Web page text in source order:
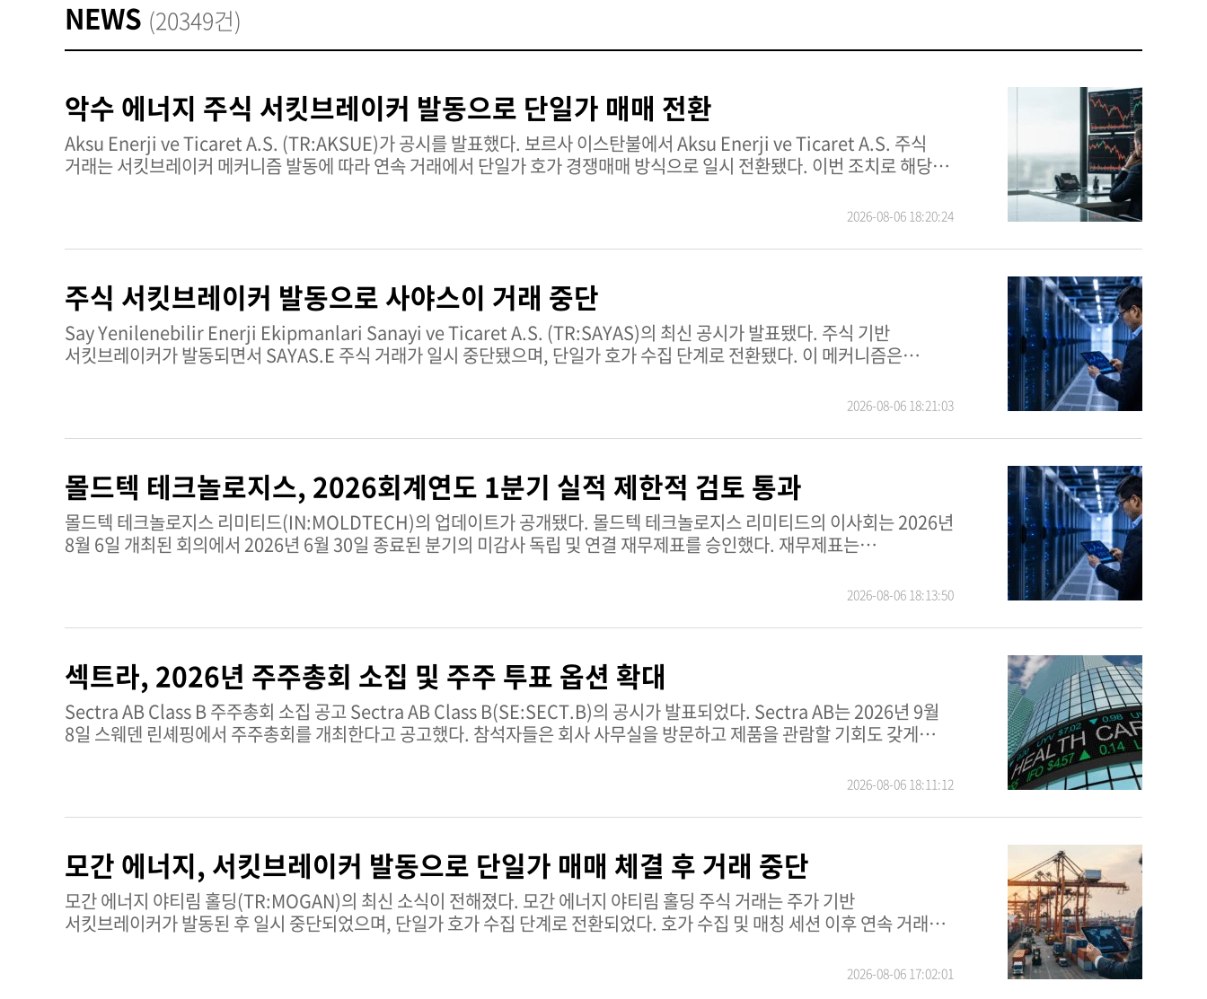
NEWS (20349건)
악수 에너지 주식 서킷브레이커 발동으로 단일가 매매 전환
Aksu Enerji ve Ticaret A.S. (TR:AKSUE)가 공시를 발표했다. 보르사 이스탄불에서 Aksu Enerji ve Ticaret A.S. 주식
거래는 서킷브레이커 메커니즘 발동에 따라 연속 거래에서 단일가 호가 경쟁매매 방식으로 일시 전환됐다. 이번 조치로 해당
12분 24초에 재개될 예정이다. 이번 개입은 동사 주식의 변동성을 관리하고 투자자들을 위한 질서 있는 가격 형성을 보장하기
자본시장에서 사업을 영위하며, 보르사 이스탄불에 AKSUE 티커로 상장돼 거래되고 있다. 상장기업으로서 동사 주식은
변동성 관리와 질서 있는 시장 유지를 위해 고안된 서킷브레이커 및 호가 경쟁매매를 포함한 BIST 거래 규칙 및 메커니즘의
적용을 받는다.평균 거래량: 2,394,884주기술적 매매신호: 매수현재 시가총액: 27억 4,000만 터키 리라 AKSUE 주식에 대한
더 많은 인사이트는 TipRanks 주식 분석 페이지에서 확인할 수 있다.
2026-08-06 18:20:24
주식 서킷브레이커 발동으로 사야스이 거래 중단
Say Yenilenebilir Enerji Ekipmanlari Sanayi ve Ticaret A.S. (TR:SAYAS)의 최신 공시가 발표됐다. 주식 기반
서킷브레이커가 발동되면서 SAYAS.E 주식 거래가 일시 중단됐으며, 단일가 호가 수집 단계로 전환됐다. 이 메커니즘은
이후 매칭 세션을 통해 단일 균형 가격이 결정된 뒤 12시 5분 1초에 연속 거래가 재개된다. 이번 조치는 동사 주식 거래를
Enerji Ekipmanlari Sanayi ve Ticaret A.S. 상세 정보 Say Yenilenebilir Enerji Ekipmanlari Sanayi ve Ticaret
A.S.는 재생에너지 장비 부문에서 사업을 영위하며, 청정에너지 발전에 사용되는 부품의 생산과 거래에 주력하고 있다. 동사는
재생에너지 중심의 산업 제조 및 거래 활동에 관심 있는 투자자와 시장 참여자들에게 서비스를 제공한다. 평균 거래량:
2,548,476 기술적 매매신호: 매수 현재 시가총액: 3조 7,100억 TRY SAYAS 주식에 대한 심층 분석은 TipRanks 개요
페이지에서 확인할 수 있다.
2026-08-06 18:21:03
몰드텍 테크놀로지스, 2026회계연도 1분기 실적 제한적 검토 통과
몰드텍 테크놀로지스 리미티드(IN:MOLDTECH)의 업데이트가 공개됐다. 몰드텍 테크놀로지스 리미티드의 이사회는 2026년
8월 6일 개최된 회의에서 2026년 6월 30일 종료된 분기의 미감사 독립 및 연결 재무제표를 승인했다. 재무제표는
제출됐다.공인회계사 프라투리 앤 스리람의 독립 검토 결과, 회사의 미감사 독립 재무제표에 중대한 왜곡 표시가 있다고 판단할
강화하고 이해관계자들에게 분기 보고 품질에 대한 확신을 제공한다.몰드텍 테크놀로지스 리미티드 개요몰드텍 테크놀로지스
리미티드는 인도 국립증권거래소와 BSE 리미티드에 상장된 인도 기반 기업이다. 이 회사는 기술 및 엔지니어링 관련 서비스를
제공하며, 인도회계기준에 따라 운영되고 SEBI의 상장 의무에 부합하는 상세한 재무 및 규제 투명성을 요구하는 고객들에게
서비스를 제공한다.평균 거래량: 5,584주기술적 매매신호: 매수현재 시가총액: 44억 3,000만 루피MOLDTECH 주식에 대한
자세한 정보는 팁랭크스 주식 분석 페이지에서 확인할 수 있다.
2026-08-06 18:13:50
섹트라, 2026년 주주총회 소집 및 주주 투표 옵션 확대
Sectra AB Class B 주주총회 소집 공고 Sectra AB Class B(SE:SECT.B)의 공시가 발표되었다. Sectra AB는 2026년 9월
8일 스웨덴 린셰핑에서 주주총회를 개최한다고 공고했다. 참석자들은 회사 사무실을 방문하고 제품을 관람할 기회도 갖게
보장하기 위한 것이며, 총회와 관련된 서류, 권한 확인, 개인정보 처리 요건도 명확히 하고 있다. Sectra AB Class B 기업 개요
Sectra AB는 의료 영상 IT와 사이버 보안 분야에서 사업을 영위하는 스웨덴 기업으로, 의료 진단을 지원하고 중요 정보를
보호하는 제품과 서비스를 제공한다. 이 회사는 더 건강하고 안전한 사회에 기여하는 솔루션에 집중하며, 의료 기술과 보안
통신 분야에서 이중 역할을 수행하고 있다. 평균 거래량: 142,881주 기술적 매매 신호: 매수 현재 시가총액: 521억 4,000만
크로나 SECT.B 주식에 대한 더 많은 분석은 TipRanks 주식 분석 페이지에서 확인할 수 있다.
2026-08-06 18:11:12
모간 에너지, 서킷브레이커 발동으로 단일가 매매 체결 후 거래 중단
모간 에너지 야티림 홀딩(TR:MOGAN)의 최신 소식이 전해졌다. 모간 에너지 야티림 홀딩 주식 거래는 주가 기반
서킷브레이커가 발동된 후 일시 중단되었으며, 단일가 호가 수집 단계로 전환되었다. 호가 수집 및 매칭 세션 이후 연속 거래는
2026-08-06 17:02:01